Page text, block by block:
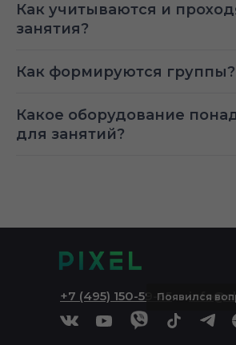
Появился
Как учитываются и
занятия?
Как формируются группы?
Какое оборудование
для занятий?
+7 (495) 150-59-65